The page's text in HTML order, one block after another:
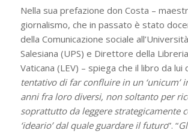
Nella sua prefazione don Costa –
giornalismo, che in passato è stato
della Comunicazione sociale
Salesiana (UPS) e Direttore della
Vaticana (LEV) – spiega che il libro da lui
tentativo di far confluire in un ‘unicum’
anni fra loro diversi, non soltanto per
soprattutto da leggere strategicamente
‘ideario’ dal quale guardare il futuro”. “